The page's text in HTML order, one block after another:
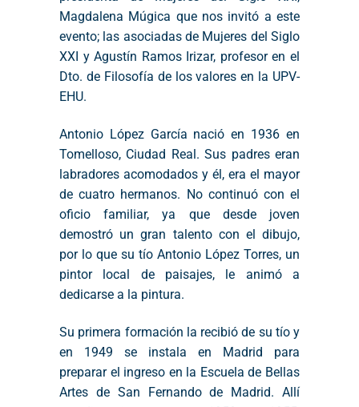
Magdalena Múgica que nos invitó a este
evento; las asociadas de Mujeres del Siglo
XXI y Agustín Ramos Irizar, profesor en el
Dto. de Filosofía de los valores en la UPV-
EHU.
Antonio López García nació en 1936 en
Tomelloso, Ciudad Real. Sus padres eran
labradores acomodados y él, era el mayor
de cuatro hermanos. No continuó con el
oficio familiar, ya que desde joven
demostró un gran talento con el dibujo,
por lo que su tío Antonio López Torres, un
pintor local de paisajes, le animó a
dedicarse a la pintura.
Su primera formación la recibió de su tío y
en 1949 se instala en Madrid para
preparar el ingreso en la Escuela de Bellas
Artes de San Fernando de Madrid. Allí